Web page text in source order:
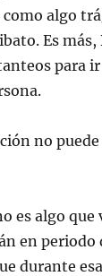
algo
Es más,
para
no puede
algo que
en periodo
durante